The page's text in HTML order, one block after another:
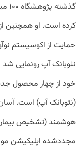
کرده است. او همچنین از
نئوبانک آپ رونمایی
خود از چهار محصول
(نئوبانک آپ) است.
هوشمند (تشخیص
مجددشده اپلیکیشن